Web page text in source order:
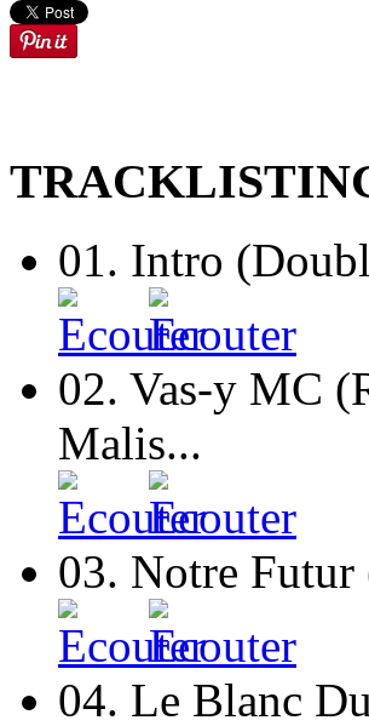
01. Intro
02. Vas-y MC
Malis...
03. Notre
04. Le Blanc